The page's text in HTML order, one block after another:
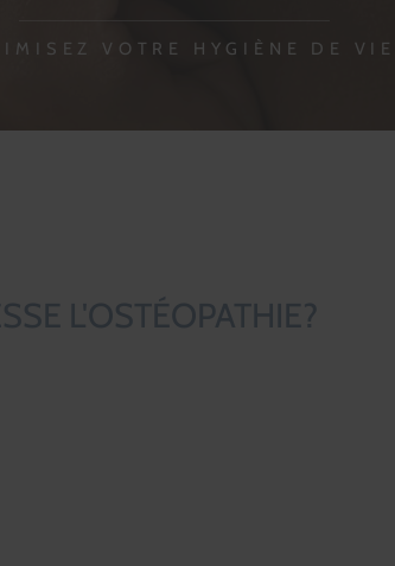
VOTRE HYGIÈNE DE VIE
L'OSTÉOPATHIE?